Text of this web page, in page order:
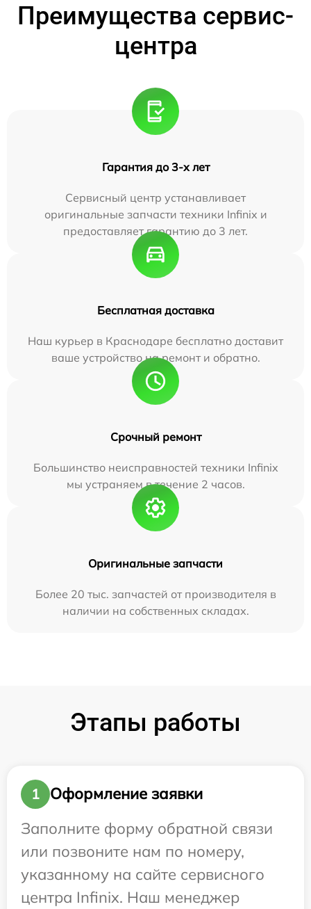
Преимущества сервис-
центра
Гарантия до 3-х лет
Сервисный центр устанавливает
оригинальные запчасти техники Infinix и
предоставляет гарантию до 3 лет.
Бесплатная доставка
Наш курьер в Краснодаре бесплатно доставит
ваше устройство на ремонт и обратно.
Срочный ремонт
Большинство неисправностей техники Infinix
мы устраняем в течение 2 часов.
Оригинальные запчасти
Более 20 тыс. запчастей от производителя в
наличии на собственных складах.
Этапы работы
1
Оформление заявки
Заполните форму обратной связи
или позвоните нам по номеру,
указанному на сайте сервисного
центра Infinix. Наш менеджер